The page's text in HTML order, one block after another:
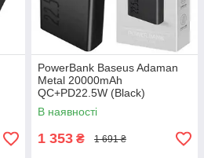
PowerBank Baseus Adaman
Metal 20000mAh
QC+PD22.5W (Black)
В наявності
1 353 ₴ 1 691 ₴